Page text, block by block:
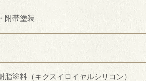
附帯塗装
脂塗料（キクスイロイヤルシリコン）